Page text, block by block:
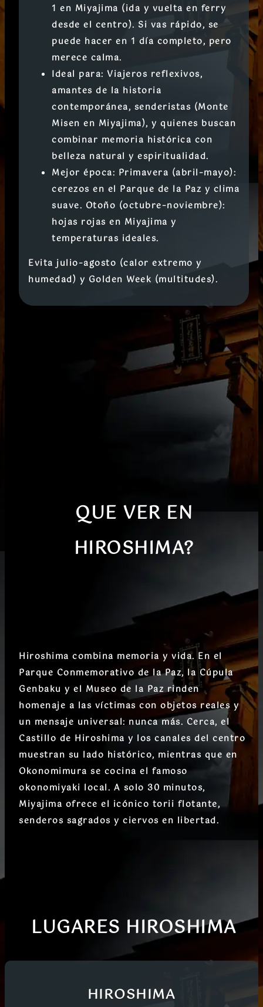
1 en Miyajima (ida y vuelta en ferry
desde el centro). Si vas rápido, se
puede hacer en 1 día completo, pero
merece calma.
Ideal para: Viajeros reflexivos,
amantes de la historia
contemporánea, senderistas (Monte
Misen en Miyajima), y quienes buscan
combinar memoria histórica con
belleza natural y espiritualidad.
Mejor época: Primavera (abril–mayo):
cerezos en el Parque de la Paz y clima
suave. Otoño (octubre–noviembre):
hojas rojas en Miyajima y
temperaturas ideales.
Evita julio–agosto (calor extremo y
humedad) y Golden Week (multitudes).
QUE VER EN
HIROSHIMA?
Hiroshima combina memoria y vida. En el
Parque Conmemorativo de la Paz, la Cúpula
Genbaku y el Museo de la Pazrinden
homenaje a las víctimas con objetos reales y
un mensaje universal: nunca más. Cerca, el
Castillo de Hiroshima y los canales del centro
muestran su lado histórico, mientras que en
Okonomimura se cocina el famoso
okonomiyaki local. A solo 30 minutos,
Miyajima ofrece el icónico torii flotante,
senderos sagrados y ciervos en libertad.
LUGARES HIROSHIMA
HIROSHIMA